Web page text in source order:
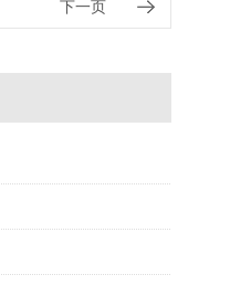
下一页